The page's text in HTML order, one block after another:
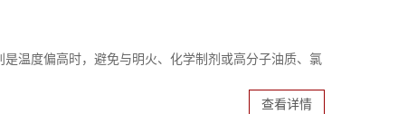
温度偏高时，避免与明火、化学制剂或高分子油质、氯
查看详情